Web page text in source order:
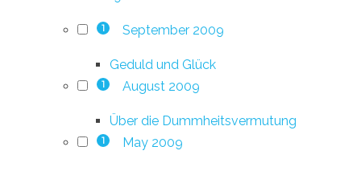
1 September 2009
Geduld und Glück
1 August 2009
Über die Dummheitsvermutung
1 May 2009